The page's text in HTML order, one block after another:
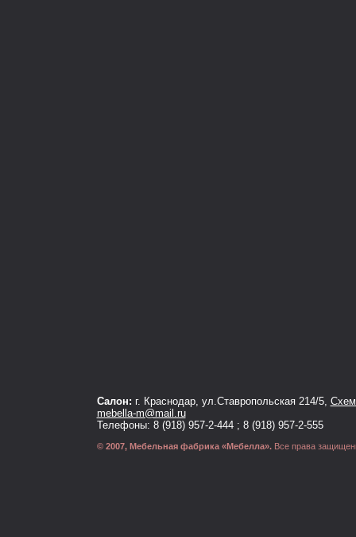
Салон: г. Краснодар, ул.Ставропольская 214/5,
mebella-m@mail.ru
Телефоны: 8 (918) 957-2-444 ; 8 (918) 957-2-555
© 2007, Мебельная фабрика «Мебелла».Все права